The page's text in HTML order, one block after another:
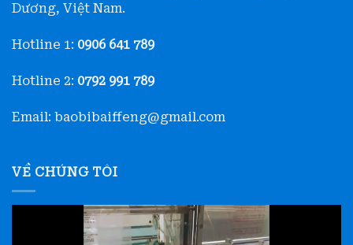
Dương, Việt Nam.
Hotline 1: 0906 641 789
Hotline 2: 0792 991 789
Email: baobibaiffeng@gmail.com
VỀ CHÚNG TÔI